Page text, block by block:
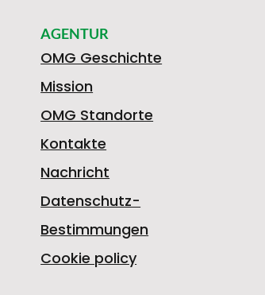
AGENTUR
OMG Geschichte
Mission
OMG Standorte
Kontakte
Nachricht
Datenschutz-
Bestimmungen
Cookie policy